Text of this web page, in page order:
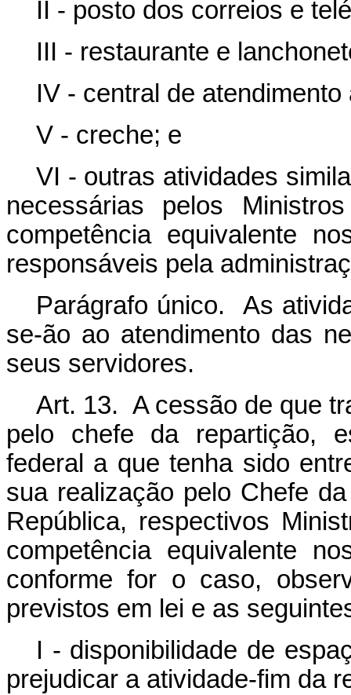
II - posto dos correios e
III - restaurante e
IV - central de atendimento
V - creche; e
VI - outras atividades
necessárias pelos
competência equivalente
responsáveis pela
Parágrafo único. As
se-ão ao atendimento das
seus servidores.
Art. 13. A cessão de que
pelo chefe da repartição,
federal a que tenha sido
sua realização pelo Chefe
República, respectivos
competência equivalente
conforme for o caso,
previstos em lei e as
I - disponibilidade de
prejudicar a atividade-fim da